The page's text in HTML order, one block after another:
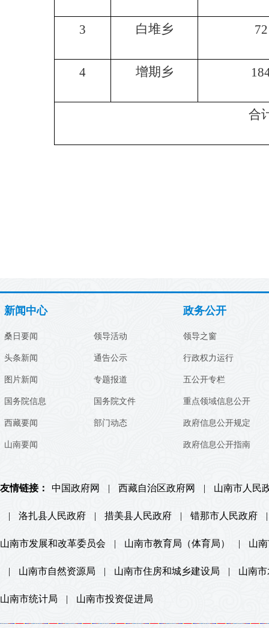
3 白堆乡 72
4 增期乡
合
新闻中心
桑日要闻
头条新闻
图片新闻
国务院信息
西藏要闻
山南要闻
领导活动
通告公示
专题报道
国务院文件
部门动态
政务公开
领导之窗
行政权力运行
五公开专栏
重点领域信息公开
政府信息公开规定
政府信息公开指南
友情链接： 中国政府网 | 西藏自治区政府网 | 山南市人民
| 洛扎县人民政府 | 措美县人民政府 | 错那市人民政府 |
山南市发展和改革委员会 | 山南市教育局（体育局） | 山
| 山南市自然资源局 | 山南市住房和城乡建设局 | 山南
山南市统计局 | 山南市投资促进局